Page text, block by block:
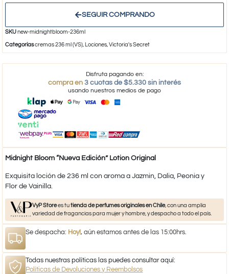
SEGUIR COMPRANDO
SKUnew-midnightbloom-236ml
Categoríascremas 236 ml (VS), Lociones,Victoria's Secret
Disfruta pagando en:
compra en 3 cuotas de $5.330 sin interés
usando nuestros medios de pago
Midnight Bloom “Nueva Edición” Lotion Original
Exquisita loción de 236 ml con aroma a Jazmin, Dalia, Peonia y
Flor de Vainilla.
VyP Storees tutienda de perfumes originales en Chile, con una amplia
variedad de fragancias para mujer y hombre, y despacho a todo el país.
Se despacha: Hoy!, aún estamos antes de las 15:00hrs.
Todas nuestras políticas las puedes consultar aquí:
Políticas de Devoluciones y Reembolsos